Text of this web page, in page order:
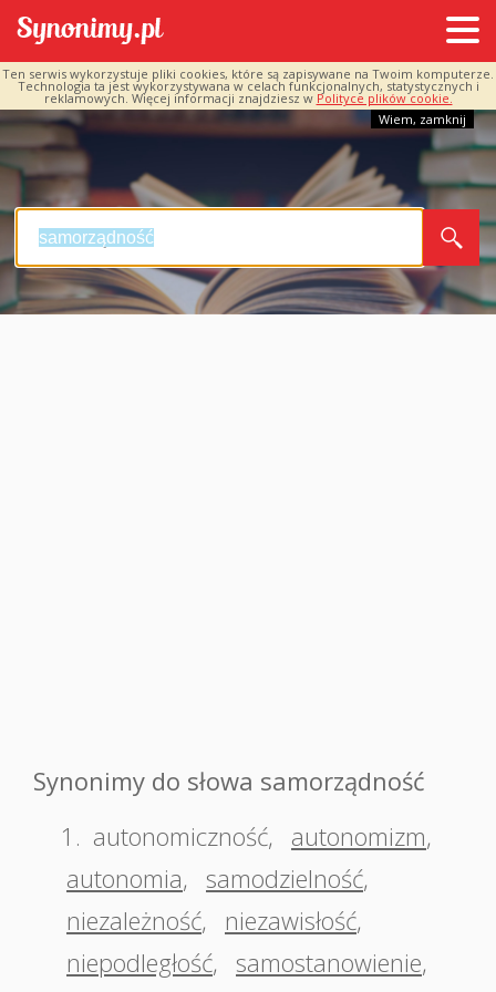
Ten serwis wykorzystuje pliki cookies, które są zapisywane na Twoim komputerze.
Technologia ta jest wykorzystywana w celach funkcjonalnych, statystycznych i
reklamowych. Więcej informacji znajdziesz w Polityce plików cookie.
Wiem, zamknij
Synonimy do słowa samorządność
1. autonomiczność, autonomizm,
autonomia, samodzielność,
niezależność, niezawisłość,
niepodległość, samostanowienie,